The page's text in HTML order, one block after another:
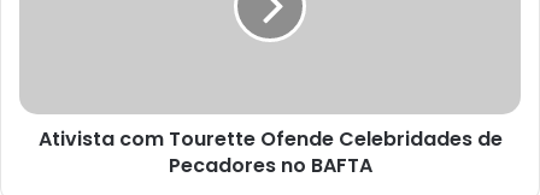
Ativista com Tourette Ofende Celebridades de
Pecadores no BAFTA